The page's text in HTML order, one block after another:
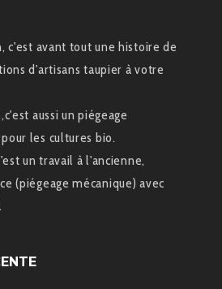
c'est avant tout une histoire de
d'artisans taupier à votre
aussi un piégeage
les cultures bio.
un travail à l'ancienne,
(piégeage mécanique) avec